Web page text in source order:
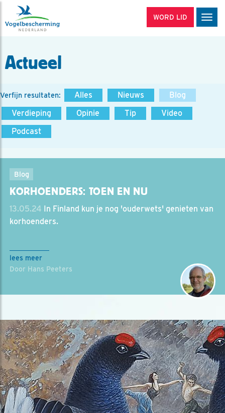
WORD LID
Actueel
Verfijn resultaten: Alles Nieuws
Blog
Verdieping
Opinie Tip
Video
Podcast
Blog
KORHOENDERS: TOEN EN NU
13.05.24 In Finland kun je nog 'ouderwets' genieten van
korhoenders.
lees meer
Door Hans Peeters